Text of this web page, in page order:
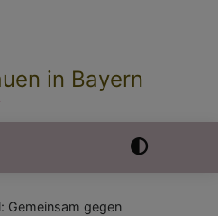
in Bayern
Gemeinsam gegen